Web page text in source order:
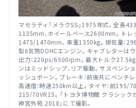
マセラティ「メラクSS」1975年式。全長
1135mm、ホイールベース2600mm。トレ
1475/1470mm。車重1350kg。排気量：
型6気筒DOHCエンジン。キャブレターは
出力：220ps/6500rpm。最大トルク
ンはミッドシップ、リア駆動。サスペンシ
ッシュボーン。ブレーキ：前後共にベンチ
高速度：時速250km以上。タイヤ：前195/
215/70VR15。「トヨタ博物館 クラシック
神宮外苑 2018」にて撮影。